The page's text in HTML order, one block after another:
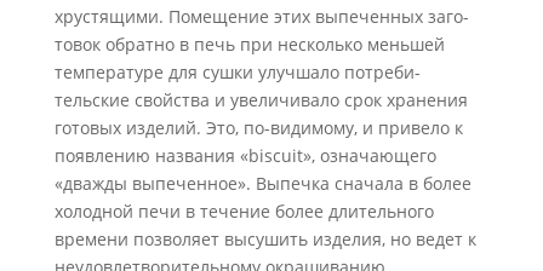
хрустящими. Помещение этих выпеченных заго­
товок обратно в печь при несколько меньшей
температуре для сушки улучшало потреби­
тельские свойства и увеличивало срок хранения
готовых изделий. Это, по-видимому, и привело к
появлению названия «biscuit», означающего
«дважды выпеченное». Вы­печка сначала в более
холодной печи в течение более длительного
времени позволяет высушить изделия, но ведет к